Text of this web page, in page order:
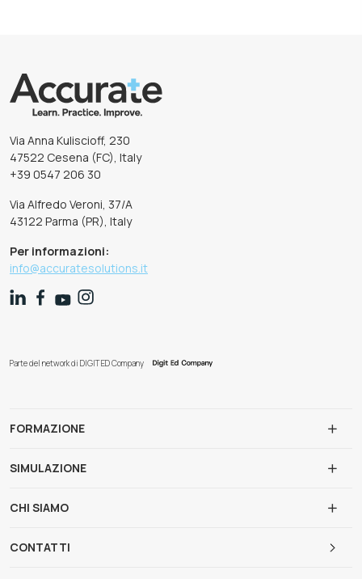
Via Anna Kuliscioff, 230
47522 Cesena (FC), Italy
+39 0547 206 30
Via Alfredo Veroni, 37/A
43122 Parma (PR), Italy
Per informazioni:
info@accuratesolutions.it
Parte del network di DIGIT ED Company
FORMAZIONE
SIMULAZIONE
CHI SIAMO
CONTATTI